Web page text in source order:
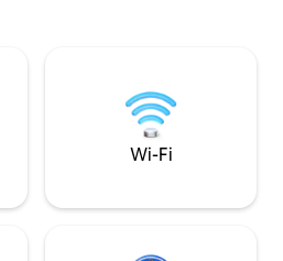
งที่มีฉากกั้นหัน
ธรรมเนียมสัตว์เลี้ย
Wi-Fi